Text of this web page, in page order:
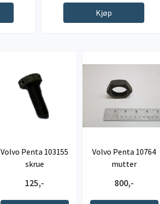
Kjøp
Volvo Penta 103155
skrue
125,-
Volvo Penta 10764
mutter
800,-